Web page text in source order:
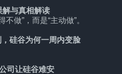
与真相解读
做”，而是“主动做”。
硅谷为何一周内变脸
司让硅谷难安